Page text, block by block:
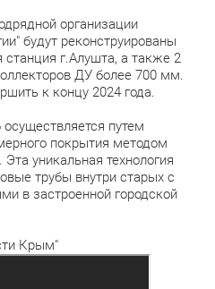
организации
будут реконструированы
станция г.Алушта, а также 2
ДУ более 700 мм.
к концу 2024 года.
путем
покрытия методом
уникальная технология
трубы внутри старых с
в застроенной городской
Крым"